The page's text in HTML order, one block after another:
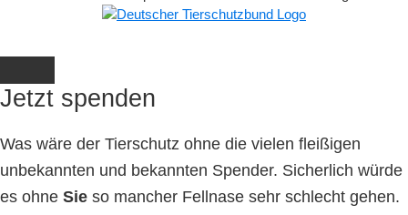
Jetzt spenden
Was wäre der Tierschutz ohne die vielen fleißigen
unbekannten und bekannten Spender. Sicherlich würde
es ohne Sie so mancher Fellnase sehr schlecht gehen.